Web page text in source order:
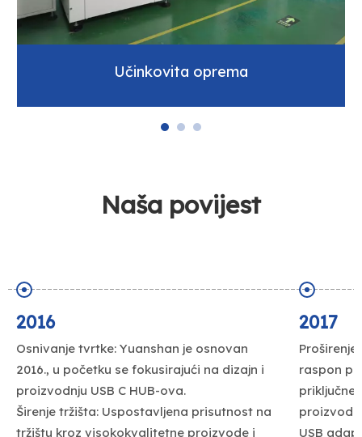
Učinkovita oprema
Naša povijest
2016
Osnivanje tvrtke: Yuanshan je osnovan
2016., u početku se fokusirajući na dizajn i
proizvodnju USB C HUB-ova.
Širenje tržišta: Uspostavljena prisutnost na
tržištu kroz visokokvalitetne proizvode i
2017
raspon
priključne
USB